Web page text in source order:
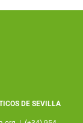
DE SEVILLA